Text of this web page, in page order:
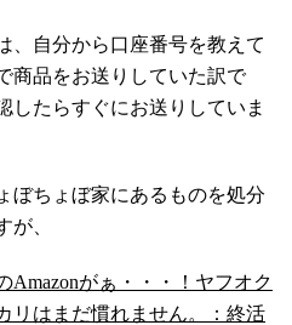
、自分から口座番号を教えて
商品をお送りしていた訳で
したらすぐにお送りしていま
ぼちょぼ家にあるものを処分
が、
Amazonがぁ・・・！ヤフオク
リはまだ慣れません。：終活